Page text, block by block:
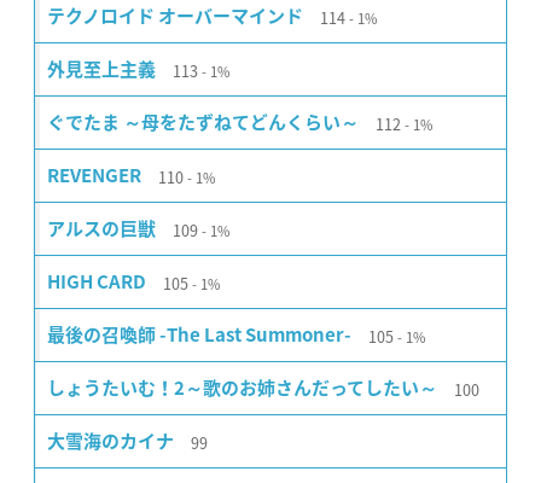
テクノロイド オーバーマインド 114 1%
外見至上主義 113 1%
ぐでたま ～母をたずねてどんくらい～ 112 1%
REVENGER 110 1%
アルスの巨獣 109 1%
HIGH CARD 105 1%
最後の召喚師 -The Last Summoner- 105 1%
しょうたいむ！2～歌のお姉さんだってしたい～ 100
大雪海のカイナ 99